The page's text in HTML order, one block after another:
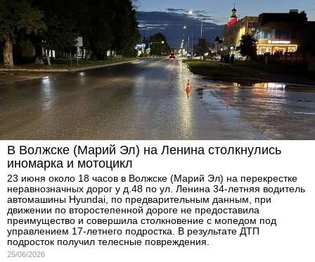
В Волжске (Марий Эл) на Ленина столкнулись
иномарка и мотоцикл
23 июня около 18 часов в Волжске (Марий Эл) на перекрестке
неравнозначных дорог у д.48 по ул. Ленина 34-летняя водитель
автомашины Hyundai, по предварительным данным, при
движении по второстепенной дороге не предоставила
преимущество и совершила столкновение с мопедом под
управлением 17-летнего подростка. В результате ДТП
подросток получил телесные повреждения.
25/06/2026